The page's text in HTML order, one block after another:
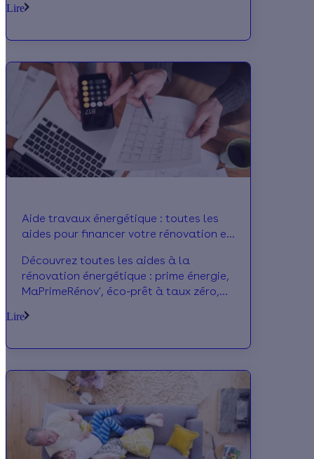
parfait achèvement, la garantie de bon
ou encore l’assurance dommages-
ouvrage, on vous dit tout!
Lire
Aide travaux énergétique : toutes les
aides pour financer votre rénovation en
Découvrez toutes les aides à la
rénovation énergétique : prime énergie,
MaPrimeRénov', éco-prêt à taux zéro,
Lire